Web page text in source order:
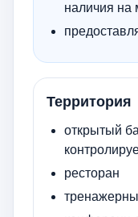
наличия на
Территория
открытый
ресторан